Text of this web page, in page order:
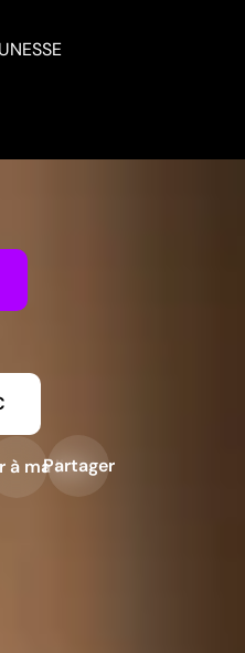
à ma liste
Partager